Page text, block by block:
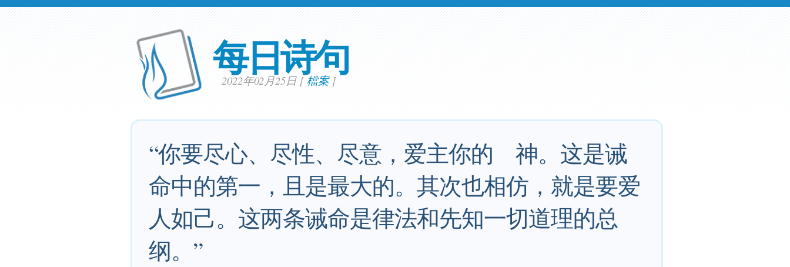
每日诗句
2022年02月25日 [檔案]
“你要尽心、尽性、尽意，爱主你的 神。这是诫
命中的第一，且是最大的。其次也相仿，就是要爱
人如己。这两条诫命是律法和先知一切道理的总
纲。”